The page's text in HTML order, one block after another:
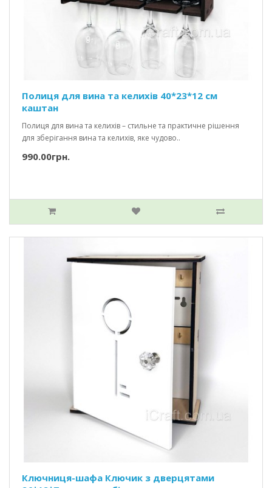
Полиця для вина та келихів 40*23*12 см
каштан
Полиця для вина та келихів – стильне та практичне рішення
для зберігання вина та келихів, яке чудово..
990.00грн.
Ключниця-шафа Ключик з дверцятами